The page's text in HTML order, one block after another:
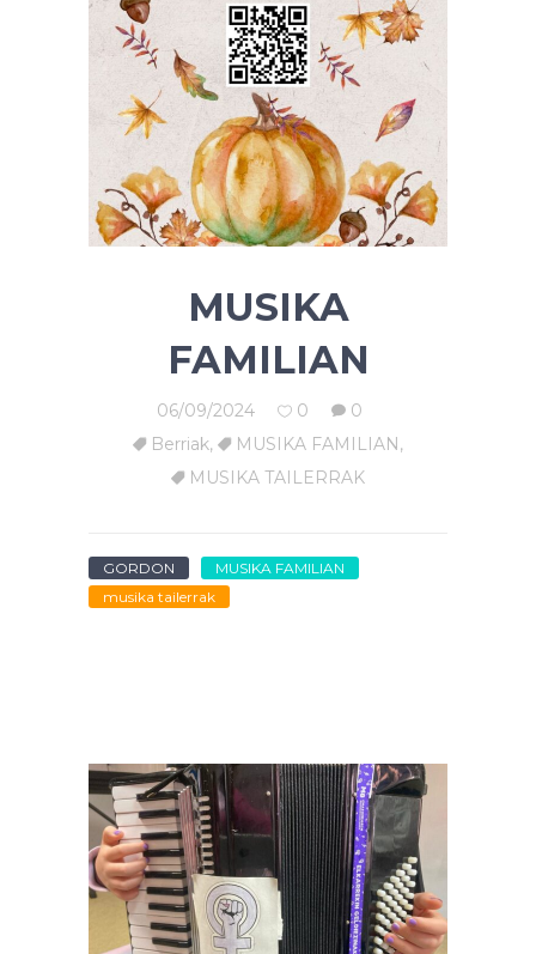
MUSIKA
FAMILIAN
06/09/2024 0
0
Berriak, MUSIKA FAMILIAN,
MUSIKA TAILERRAK
GORDON
MUSIKA FAMILIAN
musika tailerrak